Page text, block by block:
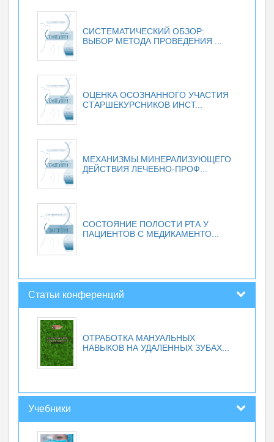
СИСТЕМАТИЧЕСКИЙ ОБЗОР:
ВЫБОР МЕТОДА ПРОВЕДЕНИЯ ...
ОЦЕНКА ОСОЗНАННОГО УЧАСТИЯ
СТАРШЕКУРСНИКОВ ИНСТ...
МЕХАНИЗМЫ МИНЕРАЛИЗУЮЩЕГО
ДЕЙСТВИЯ ЛЕЧЕБНО-ПРОФ...
СОСТОЯНИЕ ПОЛОСТИ РТА У
ПАЦИЕНТОВ С МЕДИКАМЕНТО...
Статьи конференций
ОТРАБОТКА МАНУАЛЬНЫХ
НАВЫКОВ НА УДАЛЕННЫХ ЗУБАХ...
Учебники